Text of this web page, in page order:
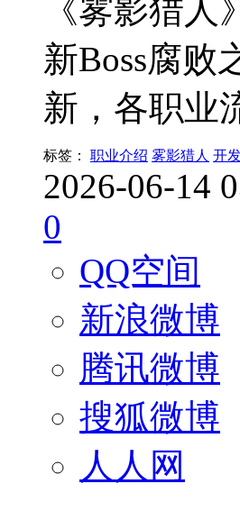
《雾影猎
新Boss腐败
新，各职业
标签： 职业介绍 雾影猎人 开
2026-06-14
0
QQ空间
新浪微博
腾讯微博
搜狐微博
人人网